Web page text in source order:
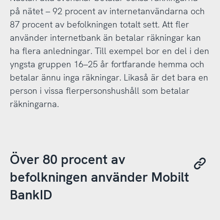
på nätet – 92 procent av internetanvändarna och
87 procent av befolkningen totalt sett. Att fler
använder internetbank än betalar räkningar kan
ha flera anledningar. Till exempel bor en del i den
yngsta gruppen 16–25 år fortfarande hemma och
betalar ännu inga räkningar. Likaså är det bara en
person i vissa flerpersonshushåll som betalar
räkningarna.
Över 80 procent av
befolkningen använder Mobilt
BankID